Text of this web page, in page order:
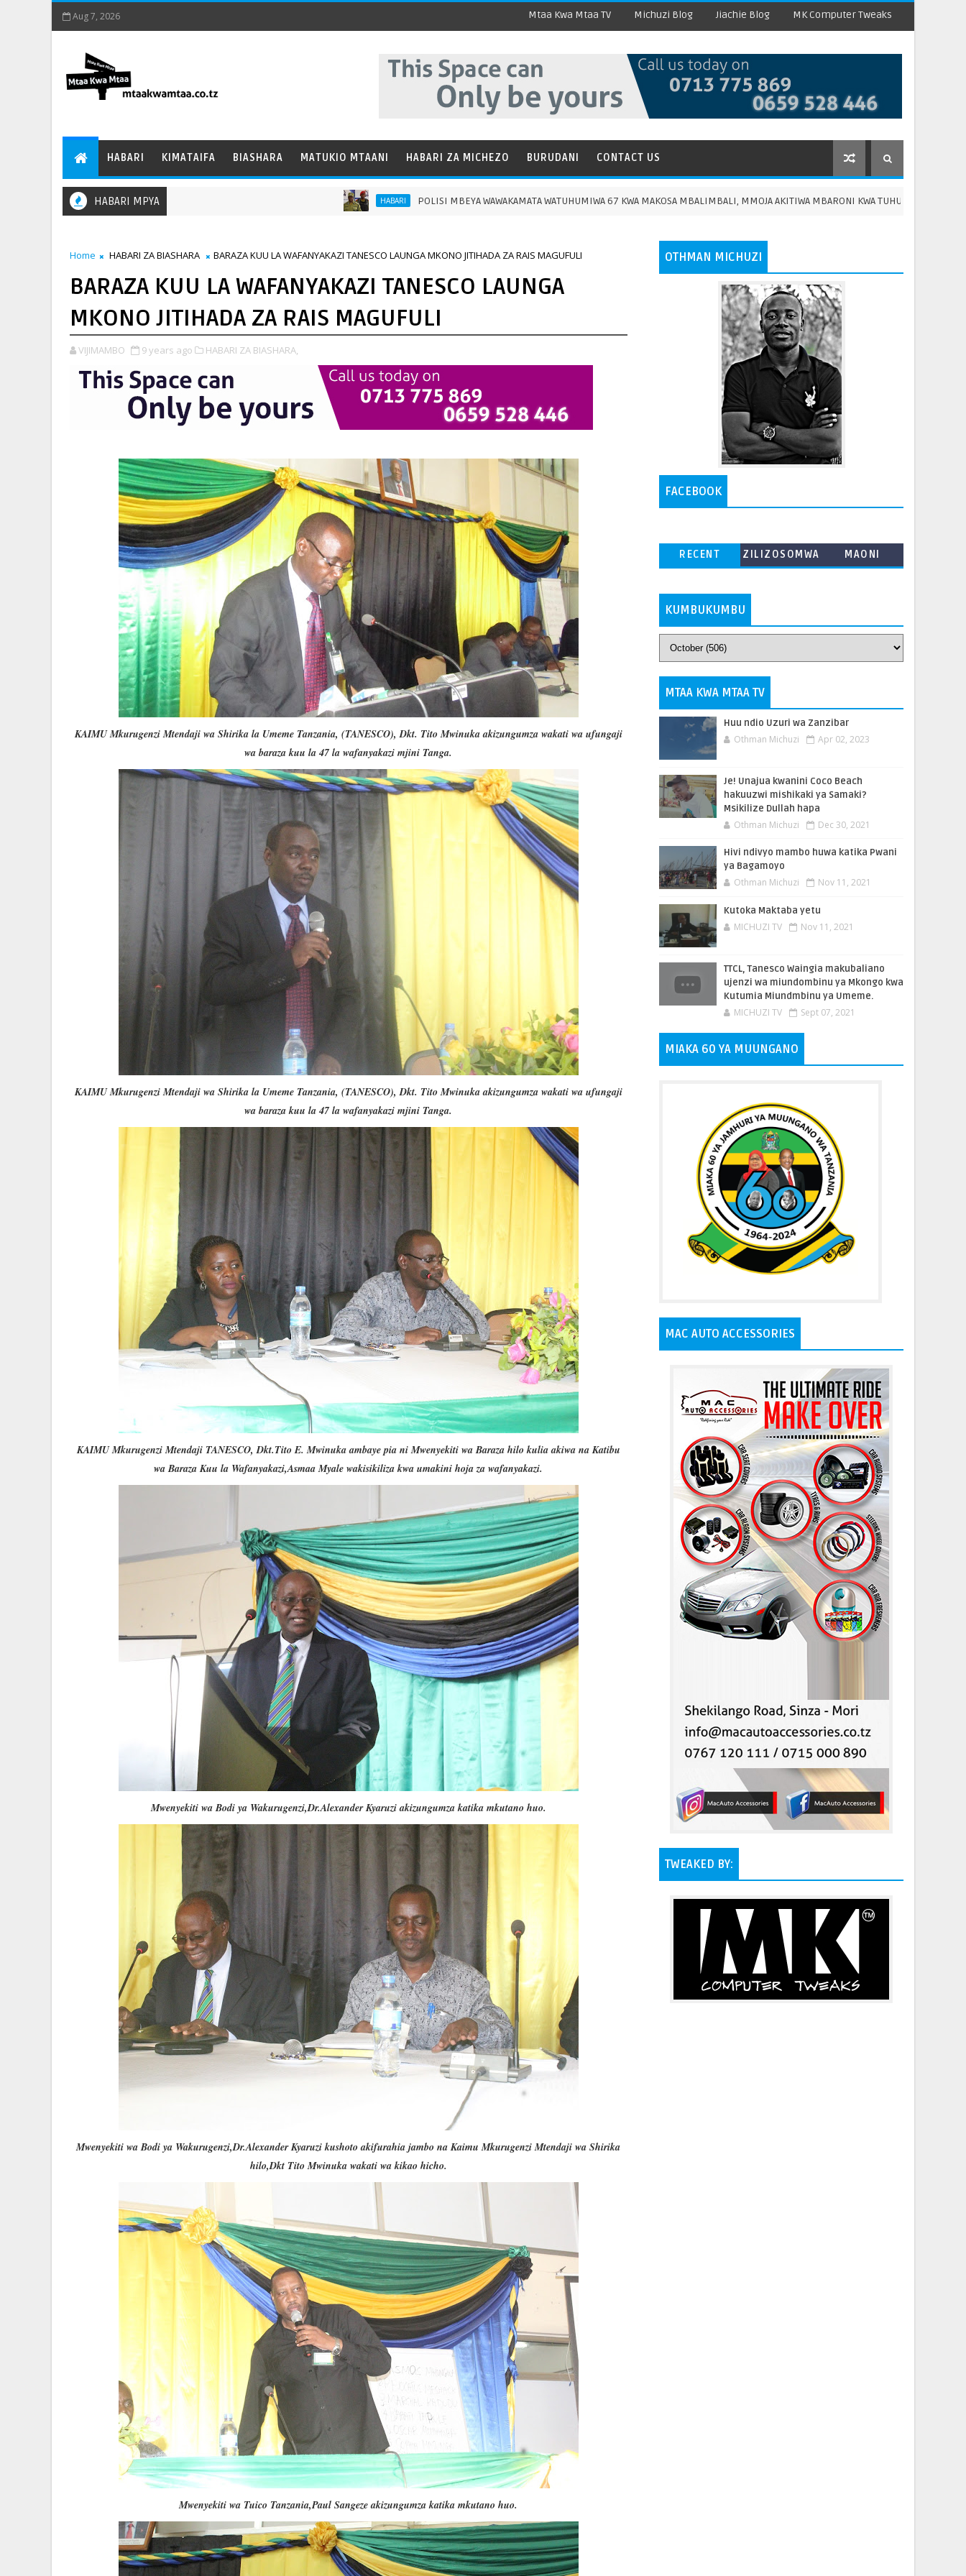
Aug 7, 2026 Mtaa Kwa Mtaa TV Michuzi Blog Jiachie Blog MK Computer Tweaks
HABARI KIMATAIFA BIASHARA MATUKIO MTAANI HABARI ZA MICHEZO BURUDANI CONTACT US
HABARI MPYA POLISI MBEYA WAWAKAMATA WATUHUMIWA 67 KWA MAKOSA MBALIMBALI, MMOJA AKITIWA MBARONI KWA TUHUMA ZA MAUAJI YA JIRANI YAKE
Home HABARI ZA BIASHARA BARAZA KUU LA WAFANYAKAZI TANESCO LAUNGA MKONO JITIHADA ZA RAIS MAGUFULI
BARAZA KUU LA WAFANYAKAZI TANESCO LAUNGA
MKONO JITIHADA ZA RAIS MAGUFULI
VIJIMAMBO 9 years ago HABARI ZA BIASHARA,
KAIMU Mkurugenzi Mtendaji wa Shirika la Umeme Tanzania, (TANESCO), Dkt. Tito Mwinuka akizungumza wakati wa ufungaji
wa baraza kuu la 47 la wafanyakazi mjini Tanga.
KAIMU Mkurugenzi Mtendaji wa Shirika la Umeme Tanzania, (TANESCO), Dkt. Tito Mwinuka akizungumza wakati wa ufungaji
wa baraza kuu la 47 la wafanyakazi mjini Tanga.
KAIMU Mkurugenzi Mtendaji TANESCO, Dkt.Tito E. Mwinuka ambaye pia ni Mwenyekiti wa Baraza hilo kulia akiwa na Katibu
wa Baraza Kuu la Wafanyakazi,Asmaa Myale wakisikiliza kwa umakini hoja za wafanyakazi.
Mwenyekiti wa Bodi ya Wakurugenzi,Dr.Alexander Kyaruzi akizungumza katika mkutano huo.
Mwenyekiti wa Bodi ya Wakurugenzi,Dr.Alexander Kyaruzi kushoto akifurahia jambo na Kaimu Mkurugenzi Mtendaji wa Shirika
hilo,Dkt Tito Mwinuka wakati wa kikao hicho.
Mwenyekiti wa Tuico Tanzania,Paul Sangeze akizungumza katika mkutano huo.
OTHMAN MICHUZI
FACEBOOK
RECENT
ZILIZOSOMWA
MAONI
KUMBUKUMBU
MTAA KWA MTAA TV
Huu ndio Uzuri wa Zanzibar
Othman Michuzi Apr 02, 2023
Je! Unajua kwanini Coco Beach
hakuuzwi mishikaki ya Samaki?
Msikilize Dullah hapa
Othman Michuzi Dec 30, 2021
Hivi ndivyo mambo huwa katika Pwani
ya Bagamoyo
Othman Michuzi Nov 11, 2021
Kutoka Maktaba yetu
MICHUZI TV Nov 11, 2021
TTCL, Tanesco Waingia makubaliano
ujenzi wa miundombinu ya Mkongo kwa
Kutumia Miundmbinu ya Umeme.
MICHUZI TV Sept 07, 2021
MIAKA 60 YA MUUNGANO
MAC AUTO ACCESSORIES
TWEAKED BY: